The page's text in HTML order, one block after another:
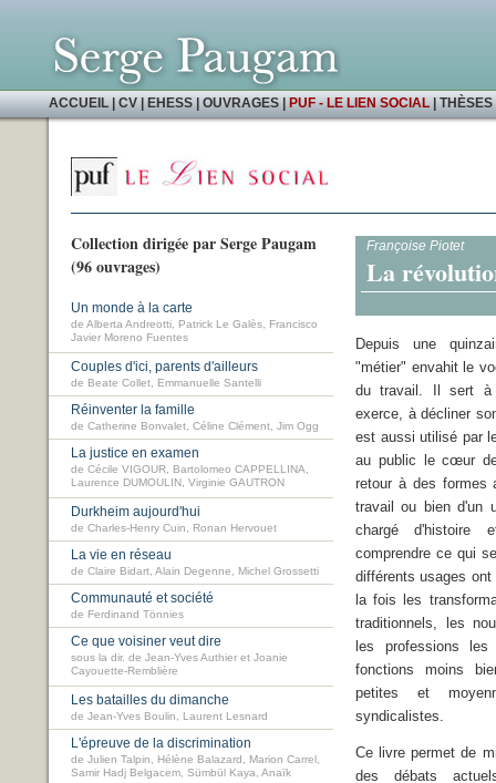
ACCUEIL|CV|EHESS|OUVRAGES|PUF - LE LIEN SOCIAL|THÈSES
Collection dirigée par Serge Paugam
(96 ouvrages)
Un monde à la carte
de Alberta Andreotti, Patrick Le Galès, Francisco
Javier Moreno Fuentes
Couples d'ici, parents d'ailleurs
de Beate Collet, Emmanuelle Santelli
Réinventer la famille
de Catherine Bonvalet, Céline Clément, Jim Ogg
La justice en examen
de Cécile VIGOUR, Bartolomeo CAPPELLINA,
Laurence DUMOULIN, Virginie GAUTRON
Durkheim aujourd'hui
de Charles-Henry Cuin, Ronan Hervouet
La vie en réseau
de Claire Bidart, Alain Degenne, Michel Grossetti
Communauté et société
de Ferdinand Tönnies
Ce que voisiner veut dire
sous la dir. de Jean-Yves Authier et Joanie
Cayouette-Remblière
Les batailles du dimanche
de Jean-Yves Boulin, Laurent Lesnard
L'épreuve de la discrimination
de Julien Talpin, Hélène Balazard, Marion Carrel,
Samir Hadj Belgacem, Sümbül Kaya, Anaïk
Françoise Piotet
La
Depuis une
"métier" envahit le
du travail. Il sert à
exerce, à décliner
est aussi utilisé par
au public le cœur
retour à des formes
travail ou bien d'un
chargé d'histoire
comprendre ce qui
différents usages
la fois les
traditionnels, les
les professions
fonctions moins
petites et
syndicalistes.
Ce livre permet de
des débats